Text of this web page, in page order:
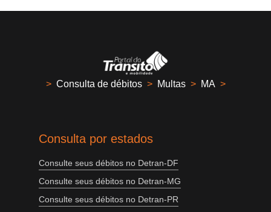
> Consulta de débitos > Multas > MA >
Consulta por estados
Consulte seus débitos no Detran-DF
Consulte seus débitos no Detran-MG
Consulte seus débitos no Detran-PR